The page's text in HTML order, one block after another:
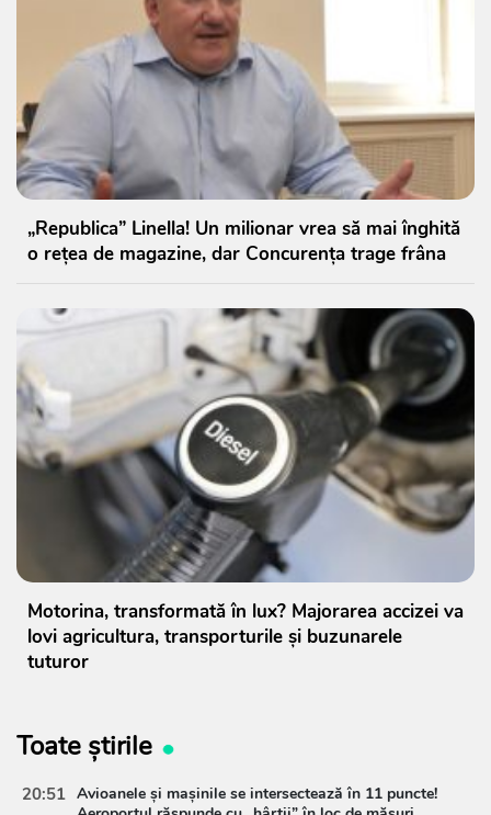
„Republica” Linella! Un milionar vrea să mai înghită
o rețea de magazine, dar Concurența trage frâna
Motorina, transformată în lux? Majorarea accizei va
lovi agricultura, transporturile și buzunarele
tuturor
Toate știrile
20:51 Avioanele și mașinile se intersectează în 11 puncte!